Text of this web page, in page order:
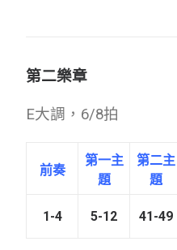
第二樂章
E大調，6/8拍
前奏
第一主
題
第二主
題
1-4 5-12 41-49